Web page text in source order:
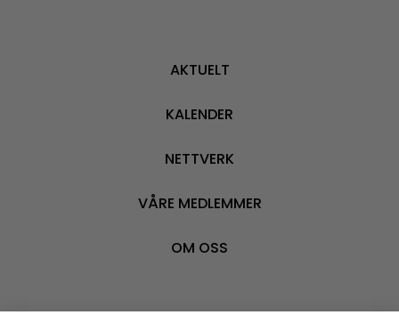
AKTUELT
KALENDER
NETTVERK
VÅRE MEDLEMMER
OM OSS